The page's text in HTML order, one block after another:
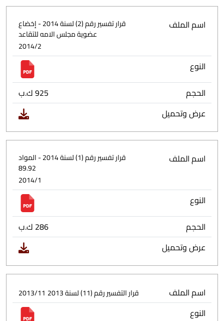
اسم الملف
قرار تفسير رقم (2) لسنة 2014 - إخضاع
عضوية مجلس الامه للتقاعد
2014/2
النوع
الحجم
925 ك.ب
عرض وتحميل
اسم الملف
قرار تفسير رقم (1) لسنة 2014 - المواد
89.92
2014/1
النوع
الحجم
286 ك.ب
عرض وتحميل
اسم الملف قرار التفسير رقم (11) لسنة 2013 2013/11
النوع